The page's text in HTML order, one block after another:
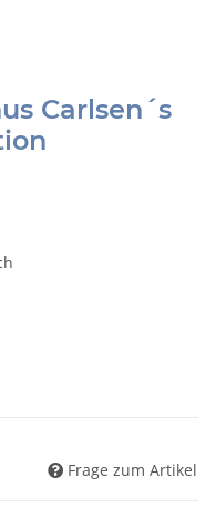
Carlsen´s
Frage zum Artikel